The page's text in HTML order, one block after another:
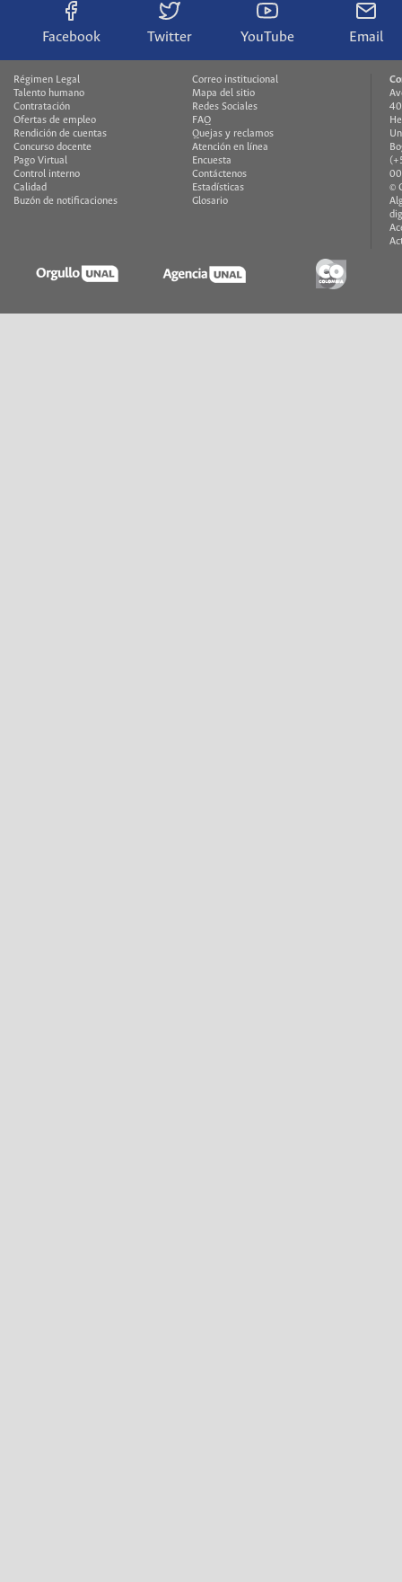
Facebook Twitter YouTube Email
Régimen Legal
Talento humano
Contratación
Ofertas de empleo
Rendición de cuentas
Concurso docente
Pago Virtual
Control interno
Calidad
Buzón de notificaciones
Correo institucional
Mapa del sitio
Redes Sociales
FAQ
Quejas y reclamos
Atención en línea
Encuesta
Contáctenos
Estadísticas
Glosario
©